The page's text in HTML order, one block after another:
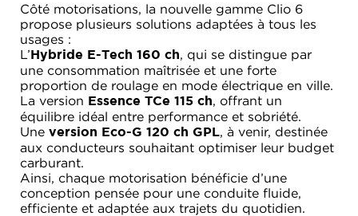
Côté motorisations, la nouvelle gamme Clio 6
propose plusieurs solutions adaptées à tous les
usages :
L’ Hybride E-Tech 160 ch, qui se distingue par
une consommation maîtrisée et une forte
proportion de roulage en mode électrique en ville.
La version Essence TCe 115 ch, offrant un
équilibre idéal entre performance et sobriété.
Une version Eco-G 120 ch GPL, à venir, destinée
aux conducteurs souhaitant optimiser leur budget
carburant.
Ainsi, chaque motorisation bénéficie d’une
conception pensée pour une conduite fluide,
efficiente et adaptée aux trajets du quotidien.